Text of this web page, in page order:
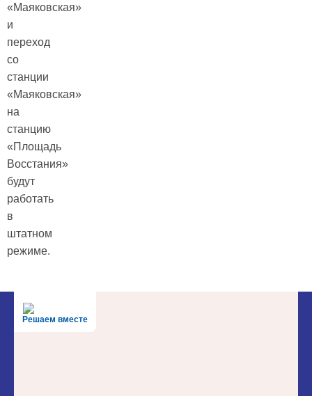
«Маяковская»
и
переход
со
станции
«Маяковская»
на
станцию
«Площадь
Восстания»
будут
работать
в
штатном
режиме.
Решаем вместе